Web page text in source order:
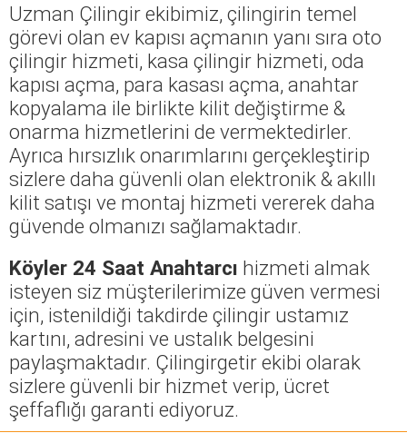
Uzman Çilingir ekibimiz, çilingirin temel
görevi olan ev kapısı açmanın yanı sıra oto
çilingir hizmeti, kasa çilingir hizmeti, oda
kapısı açma, para kasası açma, anahtar
kopyalama ile birlikte kilit değiştirme &
onarma hizmetlerini de vermektedirler.
Ayrıca hırsızlık onarımlarını gerçekleştirip
sizlere daha güvenli olan elektronik & akıllı
kilit satışı ve montaj hizmeti vererek daha
güvende olmanızı sağlamaktadır.
Köyler 24 Saat Anahtarcı hizmeti almak
isteyen siz müşterilerimize güven vermesi
için, istenildiği takdirde çilingir ustamız
kartını, adresini ve ustalık belgesini
paylaşmaktadır. Çilingirgetir ekibi olarak
sizlere güvenli bir hizmet verip, ücret
şeffaflığı garanti ediyoruz.